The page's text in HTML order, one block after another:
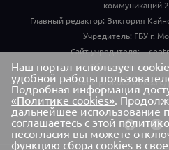
коммуникаций
Главный редактор: Виктория
Учредитель: ГБУ г.
Сайт учредителя:
Обращения
centrprof.dtoiv.mos.ru/
Наш портал использует
удобной работы
Подробная информация
«Политике cookies».
дальнейшее использование
соглашаетесь с этой
несогласия вы можете
функцию сбора cookies в